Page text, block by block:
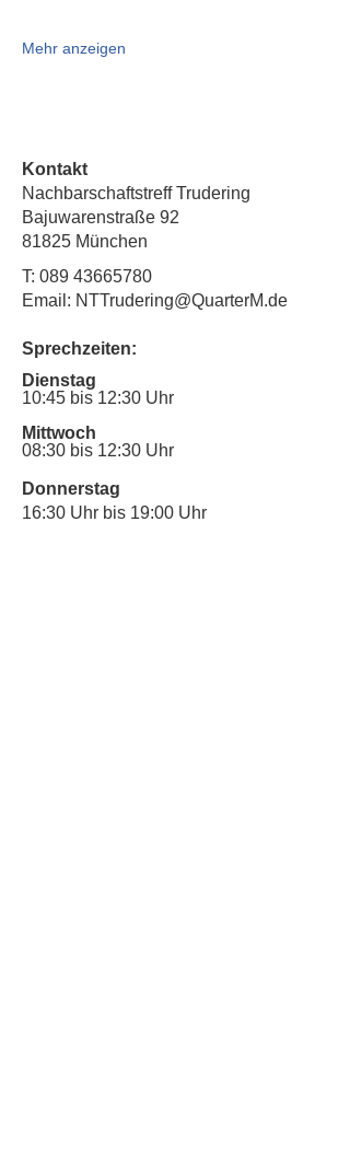
Mehr anzeigen
Kontakt
Nachbarschaftstreff Trudering
Bajuwarenstraße 92
81825 München
T: 089 43665780
Email: NTTrudering@QuarterM.de
Sprechzeiten:
Dienstag
10:45 bis 12:30 Uhr
Mittwoch
08:30 bis 12:30 Uhr
Donnerstag
16:30 Uhr bis 19:00 Uhr